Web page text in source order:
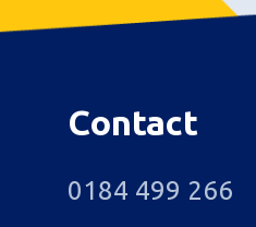
Contact
0184 499 266